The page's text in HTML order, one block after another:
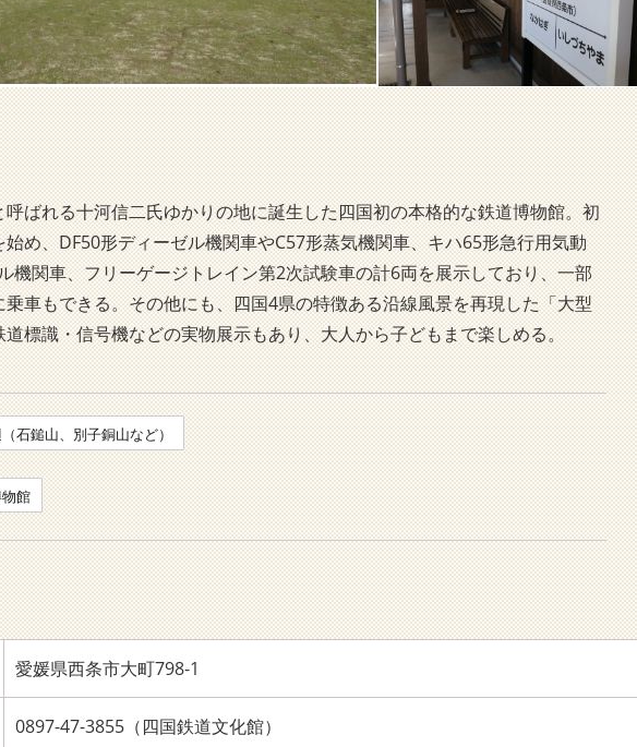
呼ばれる十河信二氏ゆかりの地に誕生した四国初の本格的な鉄道博物館。初
め、DF50形ディーゼル機関車やC57形蒸気機関車、キハ65形急行用気動
機関車、フリーゲージトレイン第2次試験車の計6両を展示しており、一部
車もできる。その他にも、四国4県の特徴ある沿線風景を再現した「大型
標識・信号機などの実物展示もあり、大人から子どもまで楽しめる。
石鎚山、別子銅山など）
館
愛媛県西条市大町798-1
0897-47-3855（四国鉄道文化館）